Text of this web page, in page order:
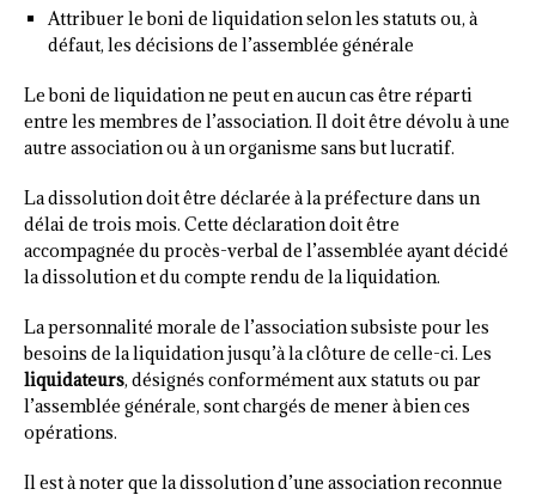
Attribuer le boni de liquidation selon les statuts ou, à
défaut, les décisions de l’assemblée générale
Le boni de liquidation ne peut en aucun cas être réparti
entre les membres de l’association. Il doit être dévolu à une
autre association ou à un organisme sans but lucratif.
La dissolution doit être déclarée à la préfecture dans un
délai de trois mois. Cette déclaration doit être
accompagnée du procès-verbal de l’assemblée ayant décidé
la dissolution et du compte rendu de la liquidation.
La personnalité morale de l’association subsiste pour les
besoins de la liquidation jusqu’à la clôture de celle-ci. Les
liquidateurs, désignés conformément aux statuts ou par
l’assemblée générale, sont chargés de mener à bien ces
opérations.
Il est à noter que la dissolution d’une association reconnue